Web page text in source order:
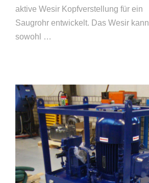
aktive Wesir Kopfverstellung für ein
Saugrohr entwickelt. Das Wesir kann
sowohl …